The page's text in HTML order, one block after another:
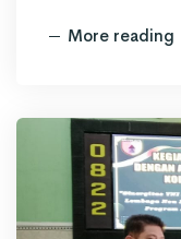
More reading